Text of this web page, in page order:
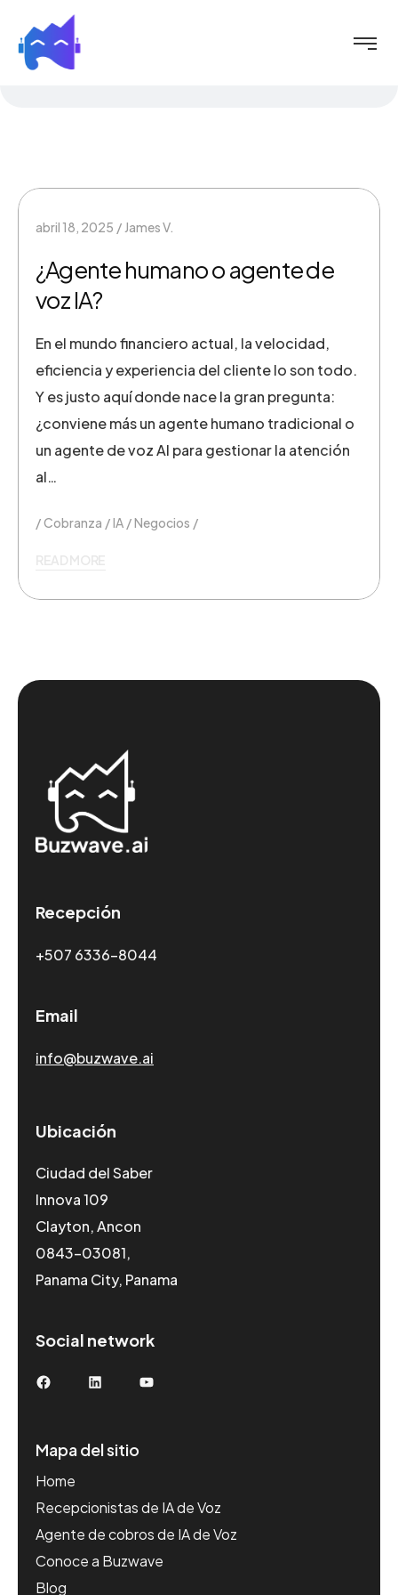
abril 18, 2025 James V.
¿Agente humano o agente de
voz IA?
En el mundo financiero actual, la velocidad,
eficiencia y experiencia del cliente lo son todo.
Y es justo aquí donde nace la gran pregunta:
¿conviene más un agente humano tradicional o
un agente de voz AI para gestionar la atención
al…
Cobranza IA Negocios
Recepción
+507 6336-8044
Email
info@buzwave.ai
Ubicación
Ciudad del Saber
Innova 109
Clayton, Ancon
0843-03081,
Panama City, Panama
Social network
FacebookLinkedInYouTube
Mapa del sitio
Home
Recepcionistas de IA de Voz
Agente de cobros de IA de Voz
Conoce a Buzwave
Blog